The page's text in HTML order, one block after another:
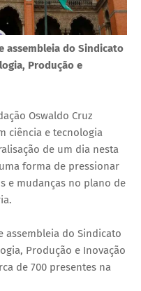
assembleia do Sindicato
Produção e
Oswaldo Cruz
ciência e tecnologia
de um dia nesta
forma de pressionar
e mudanças no plano de
assembleia do Sindicato
Produção e Inovação
de 700 presentes na